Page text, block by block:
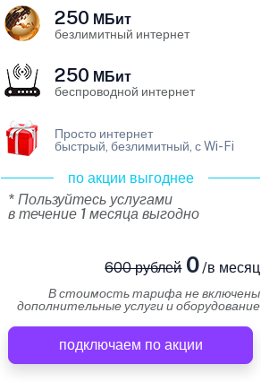
250 МБит
безлимитный интернет
250 МБит
беспроводной интернет
Просто интернет
быстрый, безлимитный, с Wi-Fi
по акции выгоднее
* Пользуйтесь услугами
в течение 1 месяца выгодно
600 рублей0/в месяц
В стоимость тарифа не включены
дополнительные услуги и оборудование
подключаем по акции